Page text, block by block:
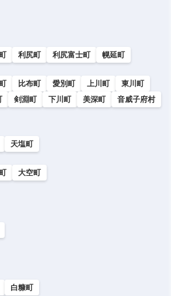
利尻町 利尻富士町 幌延町
比布町 愛別町 上川町
東川町
剣淵町 下川町 美深町
音威子府村
天塩町
大空町
白糠町